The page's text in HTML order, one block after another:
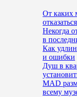
От каких
Некогда
в
Как
и ошибки
Душ в
MAD
всему